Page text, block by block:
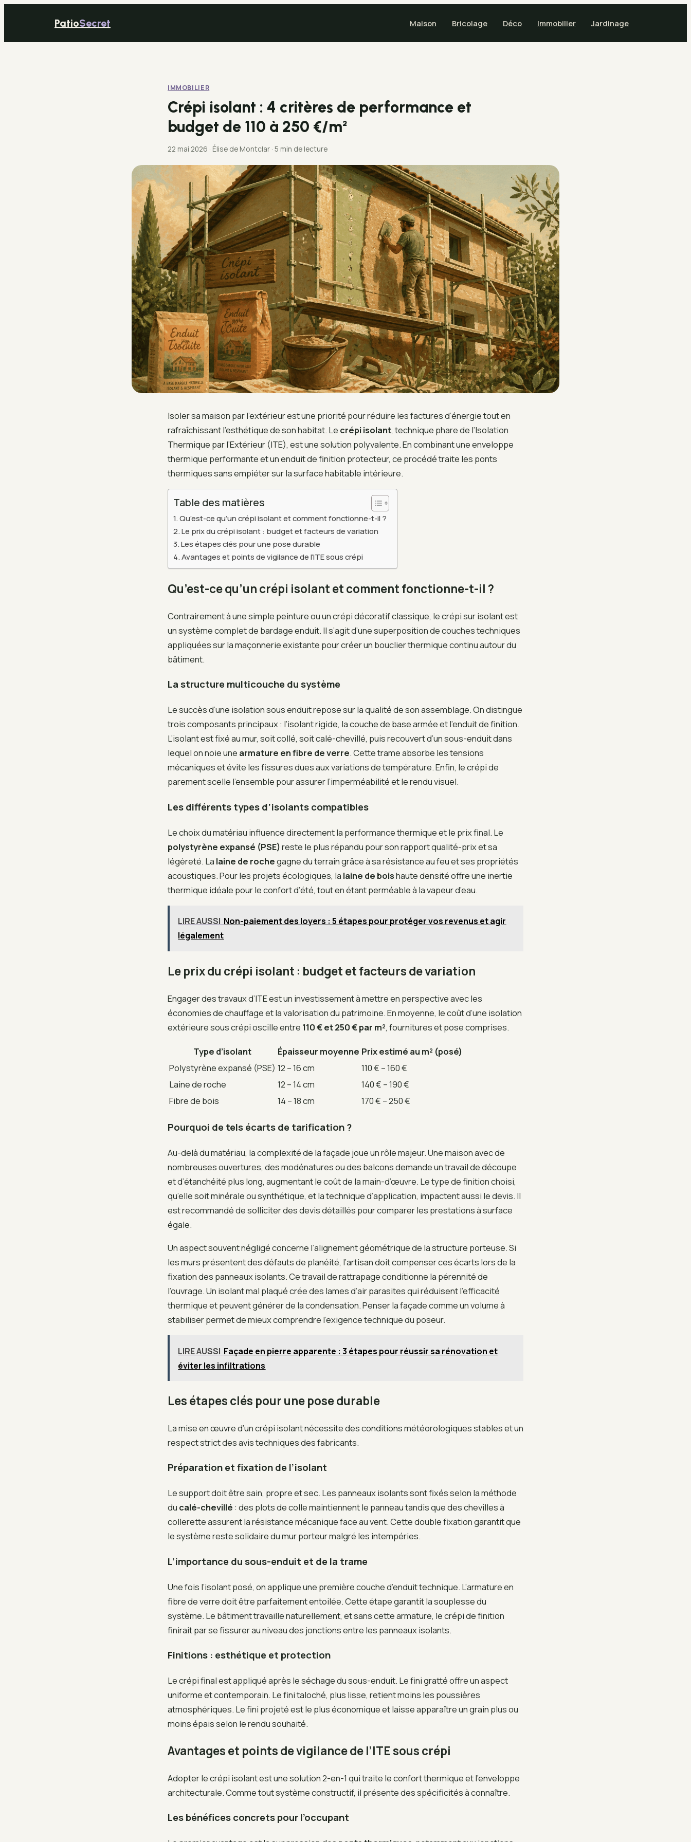
PatioSecret Maison Bricolage Déco Immobilier Jardinage
IMMOBILIER
Crépi isolant : 4 critères de performance et
budget de 110 à 250 €/m²
22 mai 2026 · Élise de Montclar · 5 min de lecture
Isoler sa maison par l’extérieur est une priorité pour réduire les factures d’énergie tout en
rafraîchissant l’esthétique de son habitat. Le crépi isolant, technique phare de l’Isolation
Thermique par l’Extérieur (ITE), est une solution polyvalente. En combinant une enveloppe
thermique performante et un enduit de finition protecteur, ce procédé traite les ponts
thermiques sans empiéter sur la surface habitable intérieure.
Table des matières
Qu’est-ce qu’un crépi isolant et comment fonctionne-t-il ?
Le prix du crépi isolant : budget et facteurs de variation
Les étapes clés pour une pose durable
Avantages et points de vigilance de l’ITE sous crépi
Qu’est-ce qu’un crépi isolant et comment fonctionne-t-il ?
Contrairement à une simple peinture ou un crépi décoratif classique, le crépi sur isolant est
un système complet de bardage enduit. Il s’agit d’une superposition de couches techniques
appliquées sur la maçonnerie existante pour créer un bouclier thermique continu autour du
bâtiment.
La structure multicouche du système
Le succès d’une isolation sous enduit repose sur la qualité de son assemblage. On distingue
trois composants principaux : l’isolant rigide, la couche de base armée et l’enduit de finition.
L’isolant est fixé au mur, soit collé, soit calé-chevillé, puis recouvert d’un sous-enduit dans
lequel on noie une armature en fibre de verre. Cette trame absorbe les tensions
mécaniques et évite les fissures dues aux variations de température. Enfin, le crépi de
parement scelle l’ensemble pour assurer l’imperméabilité et le rendu visuel.
Les différents types d’isolants compatibles
Le choix du matériau influence directement la performance thermique et le prix final. Le
polystyrène expansé (PSE)reste le plus répandu pour son rapport qualité-prix et sa
légèreté. La laine de rochegagne du terrain grâce à sa résistance au feu et ses propriétés
acoustiques. Pour les projets écologiques, la laine de boishaute densité offre une inertie
thermique idéale pour le confort d’été, tout en étant perméable à la vapeur d’eau.
LIRE AUSSI Non-paiement des loyers : 5 étapes pour protéger vos revenus et agir
légalement
Le prix du crépi isolant : budget et facteurs de variation
Engager des travaux d’ITE est un investissement à mettre en perspective avec les
économies de chauffage et la valorisation du patrimoine. En moyenne, le coût d’une isolation
extérieure sous crépi oscille entre 110 € et 250 € par m², fournitures et pose comprises.
Type d’isolant Épaisseur moyenne Prix estimé au m² (posé)
Polystyrène expansé (PSE) 12 – 16 cm
110 € – 160 €
Laine de roche
12 – 14 cm
140 € – 190 €
Fibre de bois
14 – 18 cm 170 € – 250 €
Pourquoi de tels écarts de tarification ?
Au-delà du matériau, la complexité de la façade joue un rôle majeur. Une maison avec de
nombreuses ouvertures, des modénatures ou des balcons demande un travail de découpe
et d’étanchéité plus long, augmentant le coût de la main-d’œuvre. Le type de finition choisi,
qu’elle soit minérale ou synthétique, et la technique d’application, impactent aussi le devis. Il
est recommandé de solliciter des devis détaillés pour comparer les prestations à surface
égale.
Un aspect souvent négligé concerne l’alignement géométrique de la structure porteuse. Si
les murs présentent des défauts de planéité, l’artisan doit compenser ces écarts lors de la
fixation des panneaux isolants. Ce travail de rattrapage conditionne la pérennité de
l’ouvrage. Un isolant mal plaqué crée des lames d’air parasites qui réduisent l’efficacité
thermique et peuvent générer de la condensation. Penser la façade comme un volume à
stabiliser permet de mieux comprendre l’exigence technique du poseur.
LIRE AUSSI Façade en pierre apparente : 3 étapes pour réussir sa rénovation et
éviter les infiltrations
Les étapes clés pour une pose durable
La mise en œuvre d’un crépi isolant nécessite des conditions météorologiques stables et un
respect strict des avis techniques des fabricants.
Préparation et fixation de l’isolant
Le support doit être sain, propre et sec. Les panneaux isolants sont fixés selon la méthode
du calé-chevillé : des plots de colle maintiennent le panneau tandis que des chevilles à
collerette assurent la résistance mécanique face au vent. Cette double fixation garantit que
le système reste solidaire du mur porteur malgré les intempéries.
L’importance du sous-enduit et de la trame
Une fois l’isolant posé, on applique une première couche d’enduit technique. L’armature en
fibre de verre doit être parfaitement entoilée. Cette étape garantit la souplesse du
système. Le bâtiment travaille naturellement, et sans cette armature, le crépi de finition
finirait par se fissurer au niveau des jonctions entre les panneaux isolants.
Finitions : esthétique et protection
Le crépi final est appliqué après le séchage du sous-enduit. Le fini gratté offre un aspect
uniforme et contemporain. Le fini taloché, plus lisse, retient moins les poussières
atmosphériques. Le fini projeté est le plus économique et laisse apparaître un grain plus ou
moins épais selon le rendu souhaité.
Avantages et points de vigilance de l’ITE sous crépi
Adopter le crépi isolant est une solution 2-en-1 qui traite le confort thermique et l’enveloppe
architecturale. Comme tout système constructif, il présente des spécificités à connaître.
Les bénéfices concrets pour l’occupant